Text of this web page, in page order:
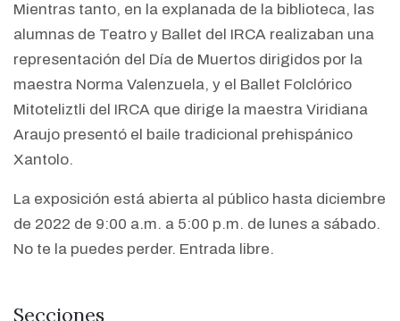
Mientras tanto, en la explanada de la biblioteca, las
alumnas de Teatro y Ballet del IRCA realizaban una
representación del Día de Muertos dirigidos por la
maestra Norma Valenzuela, y el Ballet Folclórico
Mitoteliztli del IRCA que dirige la maestra Viridiana
Araujo presentó el baile tradicional prehispánico
Xantolo.
La exposición está abierta al público hasta diciembre
de 2022 de 9:00 a.m. a 5:00 p.m. de lunes a sábado.
No te la puedes perder. Entrada libre.
Secciones